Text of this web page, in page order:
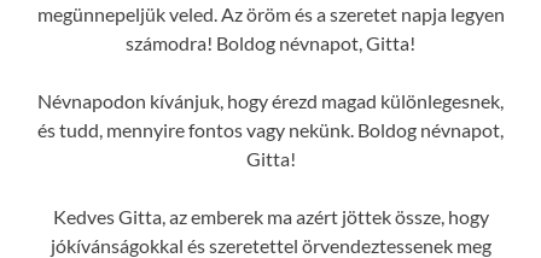
megünnepeljük veled. Az öröm és a szeretet napja legyen
számodra! Boldog névnapot, Gitta!
Névnapodon kívánjuk, hogy érezd magad különlegesnek,
és tudd, mennyire fontos vagy nekünk. Boldog névnapot,
Gitta!
Kedves Gitta, az emberek ma azért jöttek össze, hogy
jókívánságokkal és szeretettel örvendeztessenek meg